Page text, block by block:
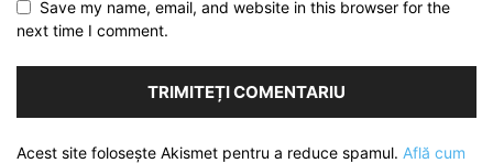
Save my name, email, and website in this browser for the
next time I comment.
Acest site folosește Akismet pentru a reduce spamul. Află cum